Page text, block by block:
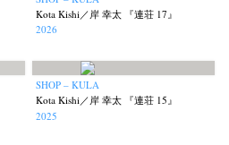
Kota Kishi／岸 幸太 『連荘 17』
2026
SHOP – KULA
Kota Kishi／岸 幸太 『連荘 15』
2025